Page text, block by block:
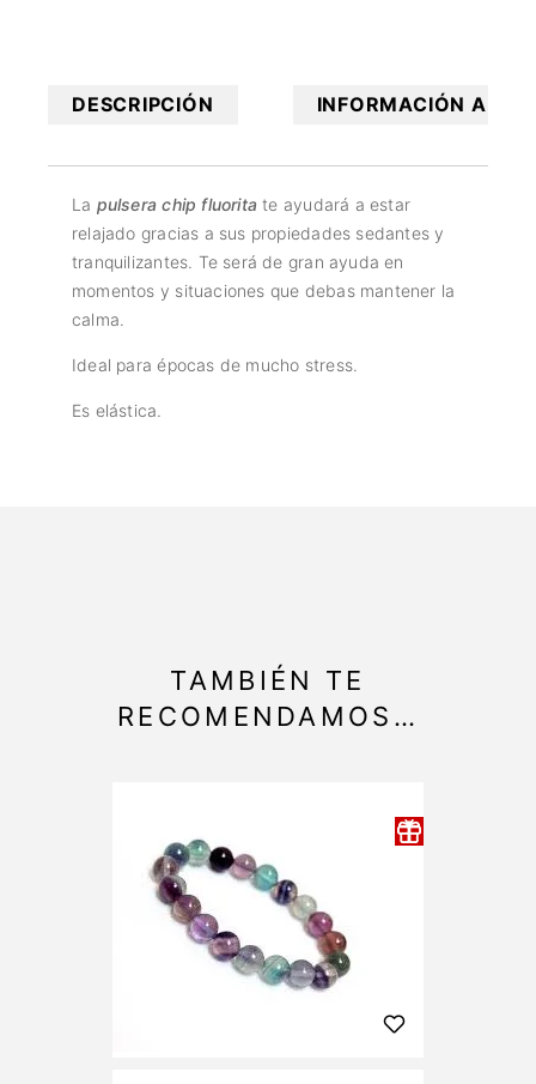
DESCRIPCIÓN INFORMACIÓN
La pulsera chip fluorita te ayudará a estar
relajado gracias a sus propiedades sedantes y
tranquilizantes. Te será de gran ayuda en
momentos y situaciones que debas mantener la
calma.
Ideal para épocas de mucho stress.
Es elástica.
TAMBIÉN TE
RECOMENDAMOS…